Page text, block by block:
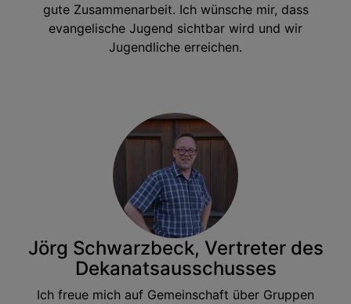
gute Zusammenarbeit. Ich wünsche mir, dass
evangelische Jugend sichtbar wird und wir
Jugendliche erreichen.
Jörg Schwarzbeck, Vertreter des
Dekanatsausschusses
Ich freue mich auf Gemeinschaft über Gruppen